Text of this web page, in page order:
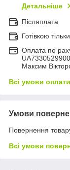
Детальніше
Післяплата
Готівкою
Оплата по
Максим
Всі умови оплати
Умови
Повернення
Всі умови